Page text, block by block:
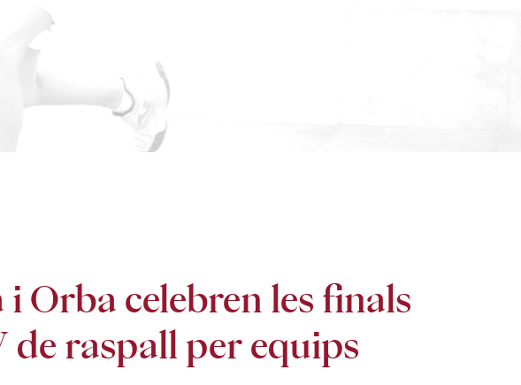
Orba celebren les finals
de raspall per equips